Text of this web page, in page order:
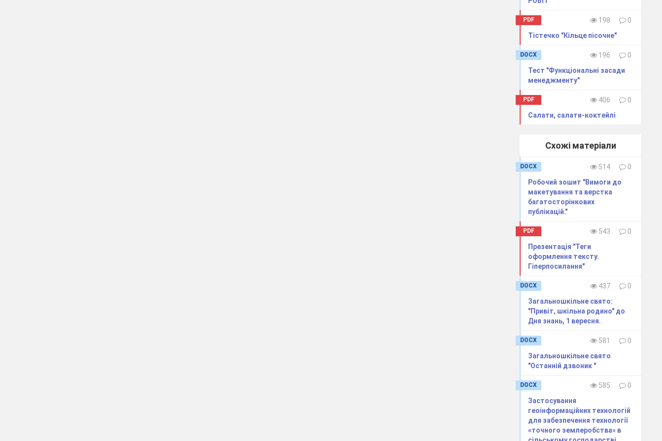
PDF 198
0
Тістечко "Кільце пісочне"
DOCX 196
0
Тест "Функціональні засади
менеджменту"
PDF 406
0
Салати, салати-коктейлі
Схожі матеріали
DOCX 514
0
Робочий зошит "Вимоги до
макетування та верстка
багатосторінкових
публікацій."
PDF 543
0
Презентація "Теги
оформлення тексту.
Гіперпосилання"
DOCX 437
0
Загальношкільне свято:
"Привіт, шкільна родино" до
Дня знань, 1 вересня.
DOCX 581
0
Загальношкільне свято
"Останній дзвоник "
DOCX 585
0
Застосування
геоінформаційних технологій
для забезпечення технології
«точного землеробства» в